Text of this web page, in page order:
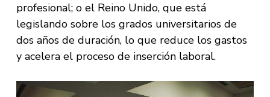
profesional; o el Reino Unido, que está
legislando sobre los grados universitarios de
dos años de duración, lo que reduce los gastos
y acelera el proceso de inserción laboral.